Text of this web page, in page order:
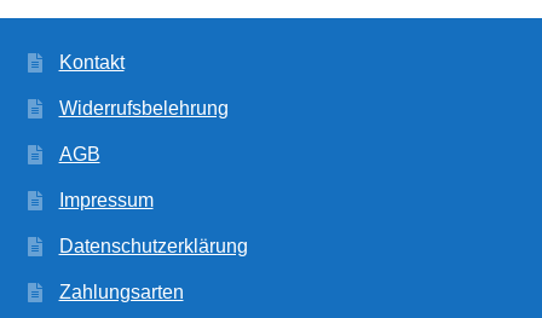
Kontakt
Widerrufsbelehrung
AGB
Impressum
Datenschutzerklärung
Zahlungsarten